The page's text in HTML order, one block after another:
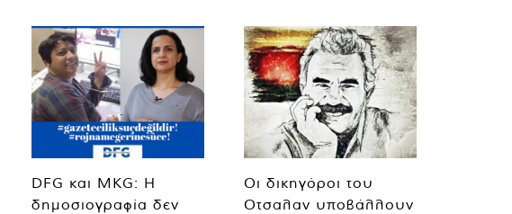
DFG και MKG: Η
δημοσιογραφία δεν
Οι δικηγόροι του
Οτσαλαν υποβάλλουν